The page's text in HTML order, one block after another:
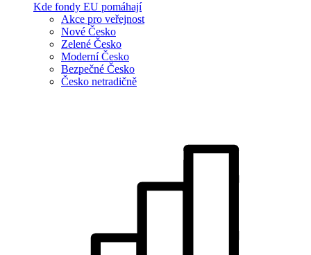
Kde fondy EU pomáhají
Akce pro veřejnost
Nové Česko
Zelené Česko
Moderní Česko
Bezpečné Česko
Česko netradičně